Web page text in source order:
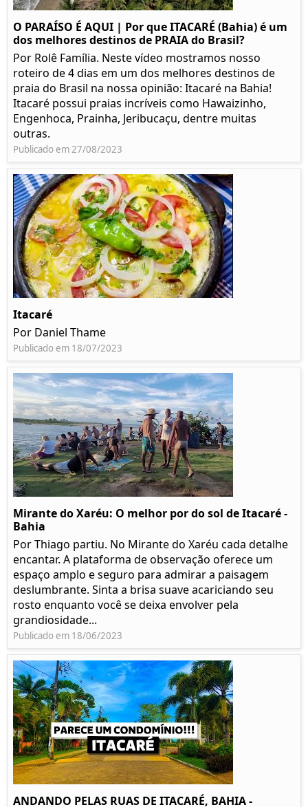
O PARAÍSO É AQUI | Por que ITACARÉ (Bahia) é um
dos melhores destinos de PRAIA do Brasil?
Por Rolê Família. Neste vídeo mostramos nosso
roteiro de 4 dias em um dos melhores destinos de
praia do Brasil na nossa opinião: Itacaré na Bahia!
Itacaré possui praias incríveis como Hawaizinho,
Engenhoca, Prainha, Jeribucaçu, dentre muitas
outras.
Publicado em 27/08/2023
Itacaré
Por Daniel Thame
Publicado em 18/07/2023
Mirante do Xaréu: O melhor por do sol de Itacaré -
Bahia
Por Thiago partiu. No Mirante do Xaréu cada detalhe
encantar. A plataforma de observação oferece um
espaço amplo e seguro para admirar a paisagem
deslumbrante. Sinta a brisa suave acariciando seu
rosto enquanto você se deixa envolver pela
grandiosidade...
Publicado em 18/06/2023
ANDANDO PELAS RUAS DE ITACARÉ, BAHIA -